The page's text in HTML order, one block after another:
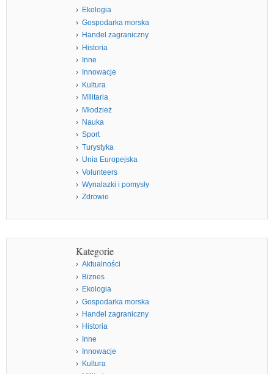
Ekologia
Gospodarka morska
Handel zagraniczny
Historia
Inne
Innowacje
Kultura
MIlitaria
Młodzież
Nauka
Sport
Turystyka
Unia Europejska
Volunteers
Wynalazki i pomysły
Zdrowie
Kategorie
Aktualności
Biznes
Ekologia
Gospodarka morska
Handel zagraniczny
Historia
Inne
Innowacje
Kultura